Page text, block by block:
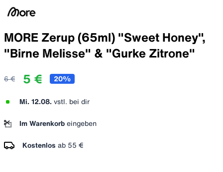
MORE Zerup (65ml) "Sweet Honey",
"Birne Melisse" & "Gurke Zitrone"
6 € 5 € 20%
Mi. 12.08. vstl. bei dir
Im Warenkorb eingeben
Kostenlos ab 55 €